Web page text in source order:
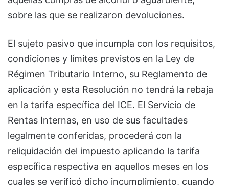
sobre las que se realizaron devoluciones.
El sujeto pasivo que incumpla con los requisitos,
condiciones y límites previstos en la Ley de
Régimen Tributario Interno, su Reglamento de
aplicación y esta Resolución no tendrá la rebaja
en la tarifa específica del ICE. El Servicio de
Rentas Internas, en uso de sus facultades
legalmente conferidas, procederá con la
reliquidación del impuesto aplicando la tarifa
específica respectiva en aquellos meses en los
cuales se verificó dicho incumplimiento, cuando